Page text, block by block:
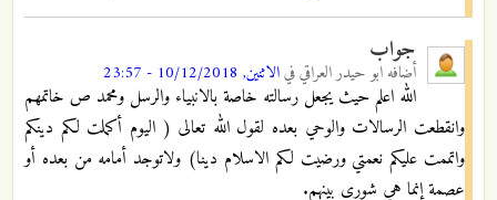
جواب
أضافه ابو حيدر العراقيفيالاثنين, 10/12/2018 - 23:57
الله اعلم حيث يجعل رسالته خاصة بالانبياء والرسل ومحمد ص خاتمهم
وانقطعت الرسالات والوحي بعده لقول الله تعالى ( اليوم أكملت لكم دينكم
واتممت عليكم نعمتي ورضيت لكم الاسلام دينا) ولاتوجد أمامه من بعده أو
عصمة إنما هي شورى بينهم.